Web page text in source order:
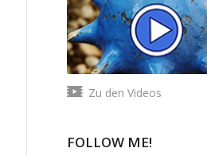
Zu den Videos
FOLLOW ME!